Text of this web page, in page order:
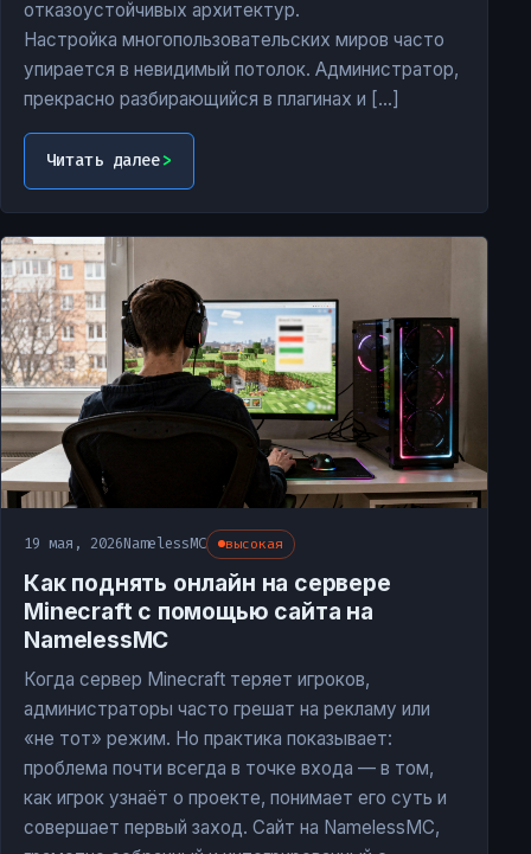
отказоустойчивых архитектур.
Настройка многопользовательских миров часто
упирается в невидимый потолок. Администратор,
прекрасно разбирающийся в плагинах и […]
Читать далее
19 мая, 2026NamelessMC высокая
Как поднять онлайн на сервере
Minecraft с помощью сайта на
NamelessMC
Когда сервер Minecraft теряет игроков,
администраторы часто грешат на рекламу или
«не тот» режим. Но практика показывает:
проблема почти всегда в точке входа — в том,
как игрок узнаёт о проекте, понимает его суть и
совершает первый заход. Сайт на NamelessMC,